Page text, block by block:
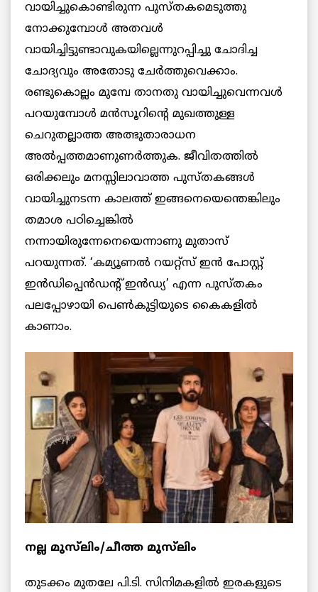
വായിച്ചുകൊണ്ടിരുന്ന പുസ്തകമെടുത്തു
നോക്കുമ്പോള്‍ അതവള്‍
വായിച്ചിട്ടുണ്ടാവുകയില്ലെന്നുറപ്പിച്ചു ചോദിച്ച
ചോദ്യവും അതോടു ചേര്‍ത്തുവെക്കാം.
രണ്ടുകൊല്ലം മുമ്പേ താനതു വായിച്ചുവെന്നവള്‍
പറയുമ്പോള്‍ മന്‍സൂറിന്‍റെ മുഖത്തുള്ള
ചെറുതല്ലാത്ത അത്ഭുതാരാധന
അൽപ്പത്തമാണുണര്‍ത്തുക. ജീവിതത്തില്‍
ഒരിക്കലും മനസ്സിലാവാത്ത പുസ്തകങ്ങള്‍
വായിച്ചുനടന്ന കാലത്ത് ഇങ്ങനെയെന്തെങ്കിലും
തമാശ പഠിച്ചെങ്കില്‍
നന്നായിരുന്നേനെയെന്നാണു മുതാസ്
പറയുന്നത്. ‘കമ്യൂണല്‍ റയറ്റ്സ്‌ ഇന്‍ പോസ്റ്റ്
ഇന്‍ഡിപ്പെൻ‍ഡന്‍റ് ഇൻഡ്യ’ എന്ന പുസ്തകം
പലപ്പോഴായി പെണ്‍കുട്ടിയുടെ കൈകളില്‍
കാണാം.
നല്ല മുസ്‌ലിം/ചീത്ത മുസ്‌ലിം
തുടക്കം മുതലേ പി.ടി. സിനിമകളില്‍ ഇരകളുടെ